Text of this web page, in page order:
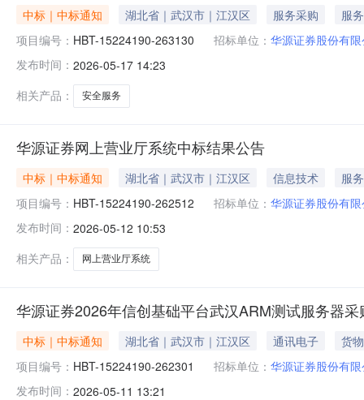
中标｜中标通知 湖北省｜武汉市｜江汉区 服务采购
服务
项目编号： HBT-15224190-263130 招标单位： 华源证券股份有
发布时间： 2026-05-17 14:23
相关产品：
安全服务
华源证券网上营业厅系统中标结果公告
中标｜中标通知 湖北省｜武汉市｜江汉区 信息技术
服务
项目编号： HBT-15224190-262512 招标单位： 华源证券股份有
发布时间： 2026-05-12 10:53
相关产品：
网上营业厅系统
华源证券2026年信创基础平台武汉ARM测试服务器
中标｜中标通知 湖北省｜武汉市｜江汉区 通讯电子
货物
项目编号： HBT-15224190-262301 招标单位： 华源证券股份有
发布时间： 2026-05-11 13:21